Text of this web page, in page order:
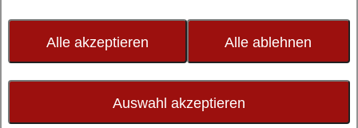
Alle akzeptieren Alle ablehnen
Auswahl akzeptieren
passt sich Ihrer Körperform und Ihren
Schlafgewohnheiten perfekt an, unterstützt
Ihren Körper aktiv und Sie können auf
ganzer Linie entspannen. Denn die
Matratze bietet gleichmäßig hohen